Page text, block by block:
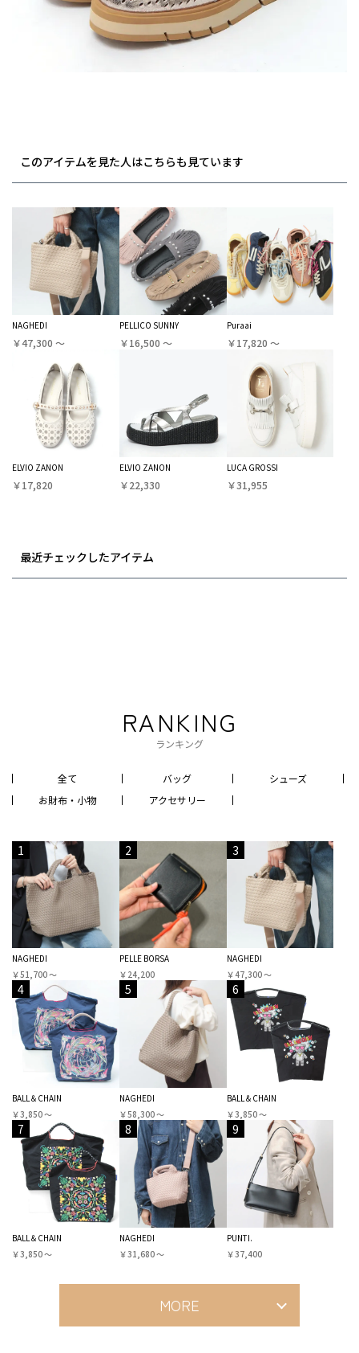
このアイテムを見た人はこちらも見ています
NAGHEDI
￥47,300 〜
PELLICO SUNNY
￥16,500 〜
Puraai
￥17,820 〜
ELVIO ZANON
￥17,820
ELVIO ZANON
￥22,330
LUCA GROSSI
￥31,955
最近チェックしたアイテム
RANKING
ランキング
全て バッグ
シューズ
お財布・小物
アクセサリー
1
NAGHEDI
￥51,700 〜
2
PELLE BORSA
￥24,200
3
NAGHEDI
￥47,300 〜
4
BALL＆CHAIN
￥3,850 〜
5
NAGHEDI
￥58,300 〜
6
BALL＆CHAIN
￥3,850 〜
7
BALL＆CHAIN
￥3,850 〜
8
NAGHEDI
￥31,680 〜
9
PUNTI.
￥37,400
MORE